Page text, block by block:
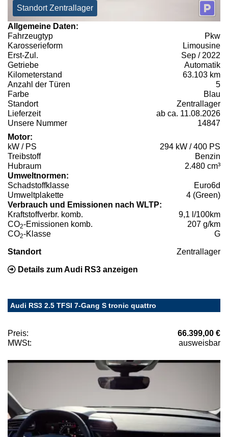
Standort Zentrallager
Allgemeine Daten:
Fahrzeugtyp
Pkw
Karosserieform
Limousine
Erst-Zul.
Sep / 2022
Getriebe
Automatik
Kilometerstand
63.103 km
Anzahl der Türen
5
Farbe
Blau
Standort
Zentrallager
Lieferzeit
ab ca. 11.08.2026
Unsere Nummer
14847
Motor:
kW / PS
294 kW / 400 PS
Treibstoff
Benzin
Hubraum
2.480 cm³
Umweltnormen:
Schadstoffklasse
Euro6d
Umweltplakette
4 (Green)
Verbrauch und Emissionen nach WLTP:
Kraftstoffverbr. komb.
9,1 l/100km
CO2-Emissionen komb.
207 g/km
CO2-Klasse G
Standort Zentrallager
Details zum Audi RS3 anzeigen
Audi RS3 2.5 TFSI 7-Gang S tronic quattro
Preis:
66.399,00 €
MWSt:
ausweisbar